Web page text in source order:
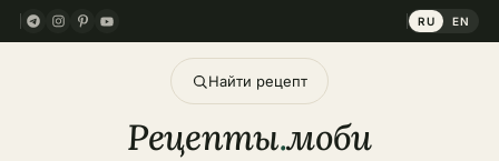
RU EN
Найти рецепт
Рецепты.моби